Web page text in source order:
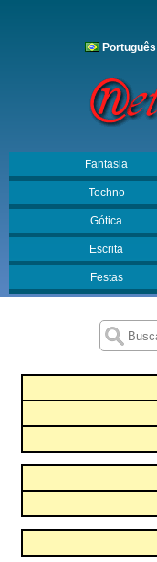
Português
Fantasia
Techno
Gótica
Escrita
Festas